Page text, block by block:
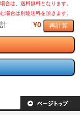
合は、送料無料となります。
場合は別途送料を頂きます。
¥0